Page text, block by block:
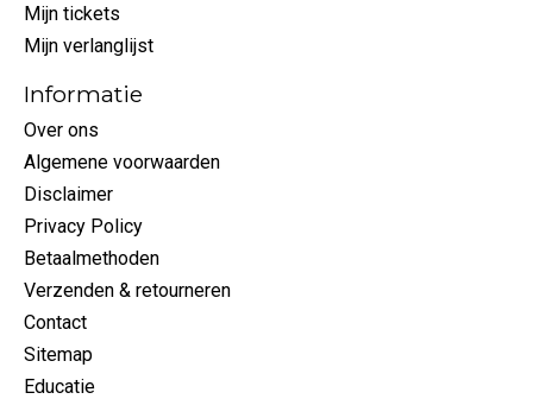
Mijn tickets
Mijn verlanglijst
Informatie
Over ons
Algemene voorwaarden
Disclaimer
Privacy Policy
Betaalmethoden
Verzenden & retourneren
Contact
Sitemap
Educatie